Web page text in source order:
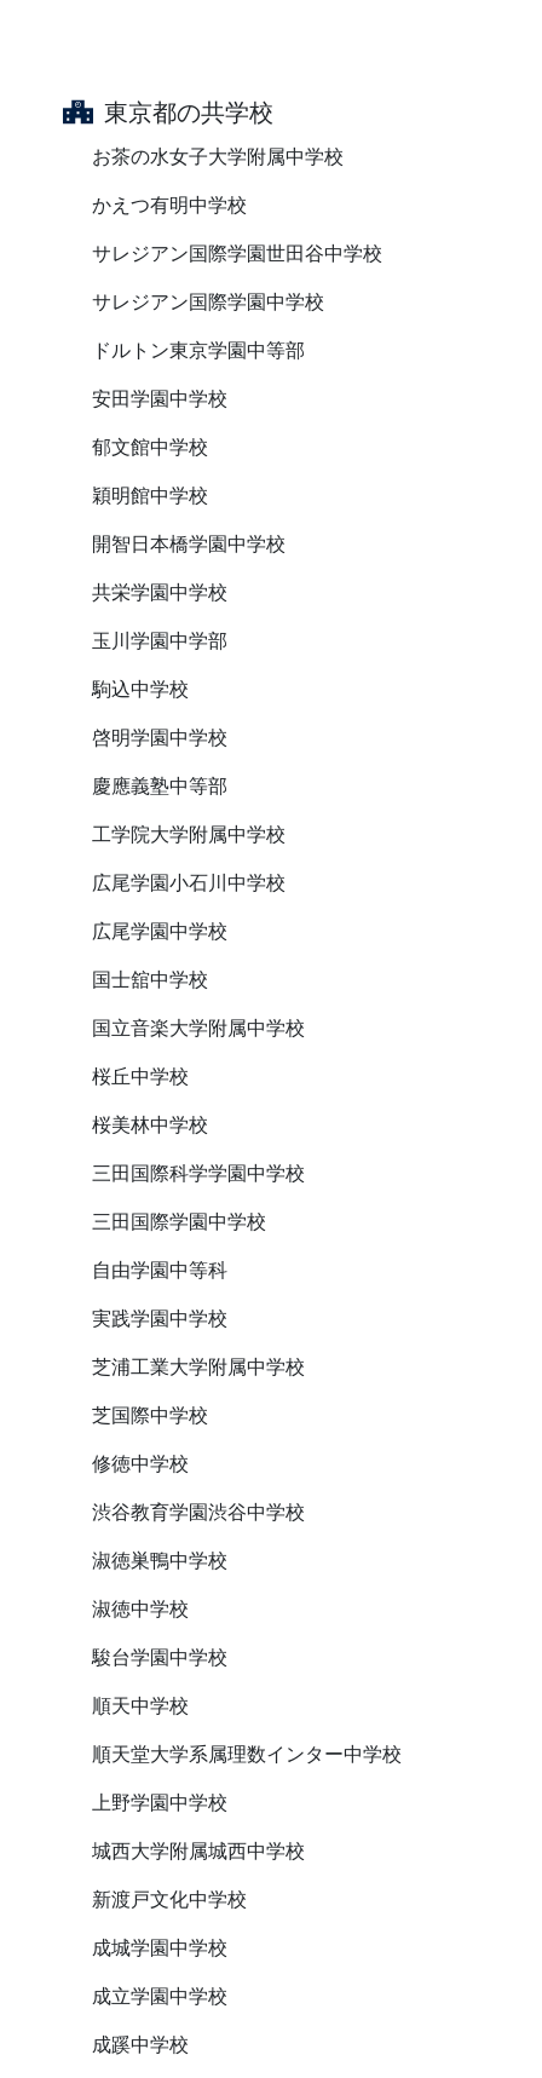
東京都の共学校
お茶の水女子大学附属中学校
かえつ有明中学校
サレジアン国際学園世田谷中学校
サレジアン国際学園中学校
ドルトン東京学園中等部
安田学園中学校
郁文館中学校
穎明館中学校
開智日本橋学園中学校
共栄学園中学校
玉川学園中学部
駒込中学校
啓明学園中学校
慶應義塾中等部
工学院大学附属中学校
広尾学園小石川中学校
広尾学園中学校
国士舘中学校
国立音楽大学附属中学校
桜丘中学校
桜美林中学校
三田国際科学学園中学校
三田国際学園中学校
自由学園中等科
実践学園中学校
芝浦工業大学附属中学校
芝国際中学校
修徳中学校
渋谷教育学園渋谷中学校
淑徳巣鴨中学校
淑徳中学校
駿台学園中学校
順天中学校
順天堂大学系属理数インター中学校
上野学園中学校
城西大学附属城西中学校
新渡戸文化中学校
成城学園中学校
成立学園中学校
成蹊中学校